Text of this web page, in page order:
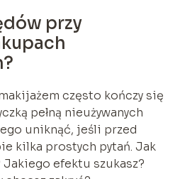
przy
często kończy się
pełną nieużywanych
uniknąć, jeśli przed
kilka prostych pytań. Jak
efektu szukasz?